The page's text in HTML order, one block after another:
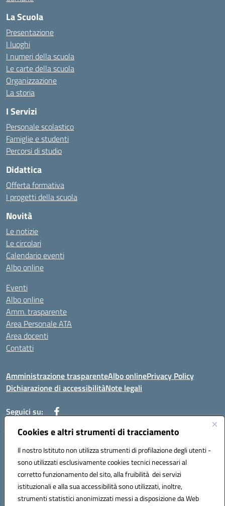
Cookies e altri strumenti di tracciamento
Il nostro Istituto non utilizza strumenti di profilazione degli utenti -
sono utilizzati esclusivamente cookies tecnici necessari al
corretto funzionamento del sito, alla fruibilità dei servizi
istituzionali e alla sua accessibilità sono utilizzati, inoltre,
strumenti statistici anonimizzati messi a disposizione da Web
La Scuola
Presentazione
I luoghi
I numeri della scuola
Le carte della scuola
Organizzazione
La storia
I Servizi
Personale scolastico
Famiglie e studenti
Percorsi di studio
Didattica
Offerta formativa
I progetti della scuola
Novità
Le notizie
Le circolari
Calendario eventi
Albo online
Eventi
Albo online
Amm. trasparente
Area Personale ATA
Area docenti
Contatti
Amministrazione trasparenteAlbo onlinePrivacy Policy
Dichiarazione di accessibilitàNote legali
Seguici su:
Indirizzo: VIA BRECCIAME, 46 - 81024 MADDALONI (CE)
Mail: CEIC8AU001@istruzione.it - Pec: CEIC8AU001@pec.istruzione.it -
Telefono: 0823408721
Meccanografico: CEIC8AU001
Codice fiscale: 93086080616